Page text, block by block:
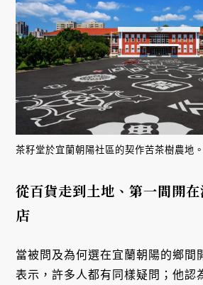
茶籽堂於宜蘭朝陽社區的契作苦茶樹農地。
從百貨走到土地、第一間開
店
當被問及為何選在宜蘭朝陽的鄉間
表示，許多人都有同樣疑問；他認